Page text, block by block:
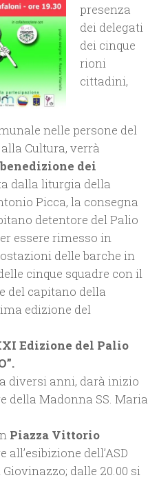
presenza
dei delegati
dei cinque
rioni
cittadini,
nelle persone del
Cultura, verrà
benedizione dei
dalla liturgia della
Picca, la consegna
detentore del Palio
essere rimesso in
delle barche in
cinque squadre con il
del capitano della
edizione del
Edizione del Palio
diversi anni, darà inizio
della Madonna SS. Maria
Piazza Vittorio
all’esibizione dell’ASD
dalle 20.00 si